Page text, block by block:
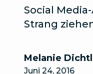
Social
Strang
Melanie Dichtl
Juni 24, 2016